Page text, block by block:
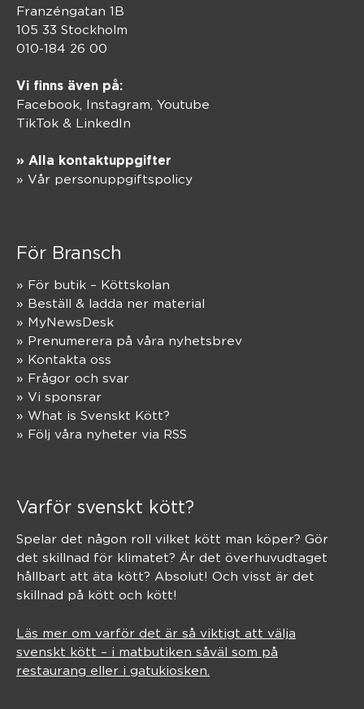
Franzéngatan 1B
105 33 Stockholm
010-184 26 00
Vi finns även på:
Facebook, Instagram Youtube
TikTok & LinkedIn
» Alla kontaktuppgifter
» Vår personuppgiftspolicy
För Bransch
» För butik – Köttskolan
» Beställ & ladda ner material
» MyNewsDesk
» Prenumerera på våra nyhetsbrev
» Kontakta oss
» Frågor och svar
» Vi sponsrar
» What is Svenskt Kött?
» Följ våra nyheter via RSS
Varför svenskt kött?
Spelar det någon roll vilket kött man köper? Gör
det skillnad för klimatet? Är det överhuvudtaget
hållbart att äta kött? Absolut! Och visst är det
skillnad på kött och kött!
Läs mer om varför det är så viktigt att välja
svenskt kött – i matbutiken såväl som på
restaurang eller i gatukiosken.